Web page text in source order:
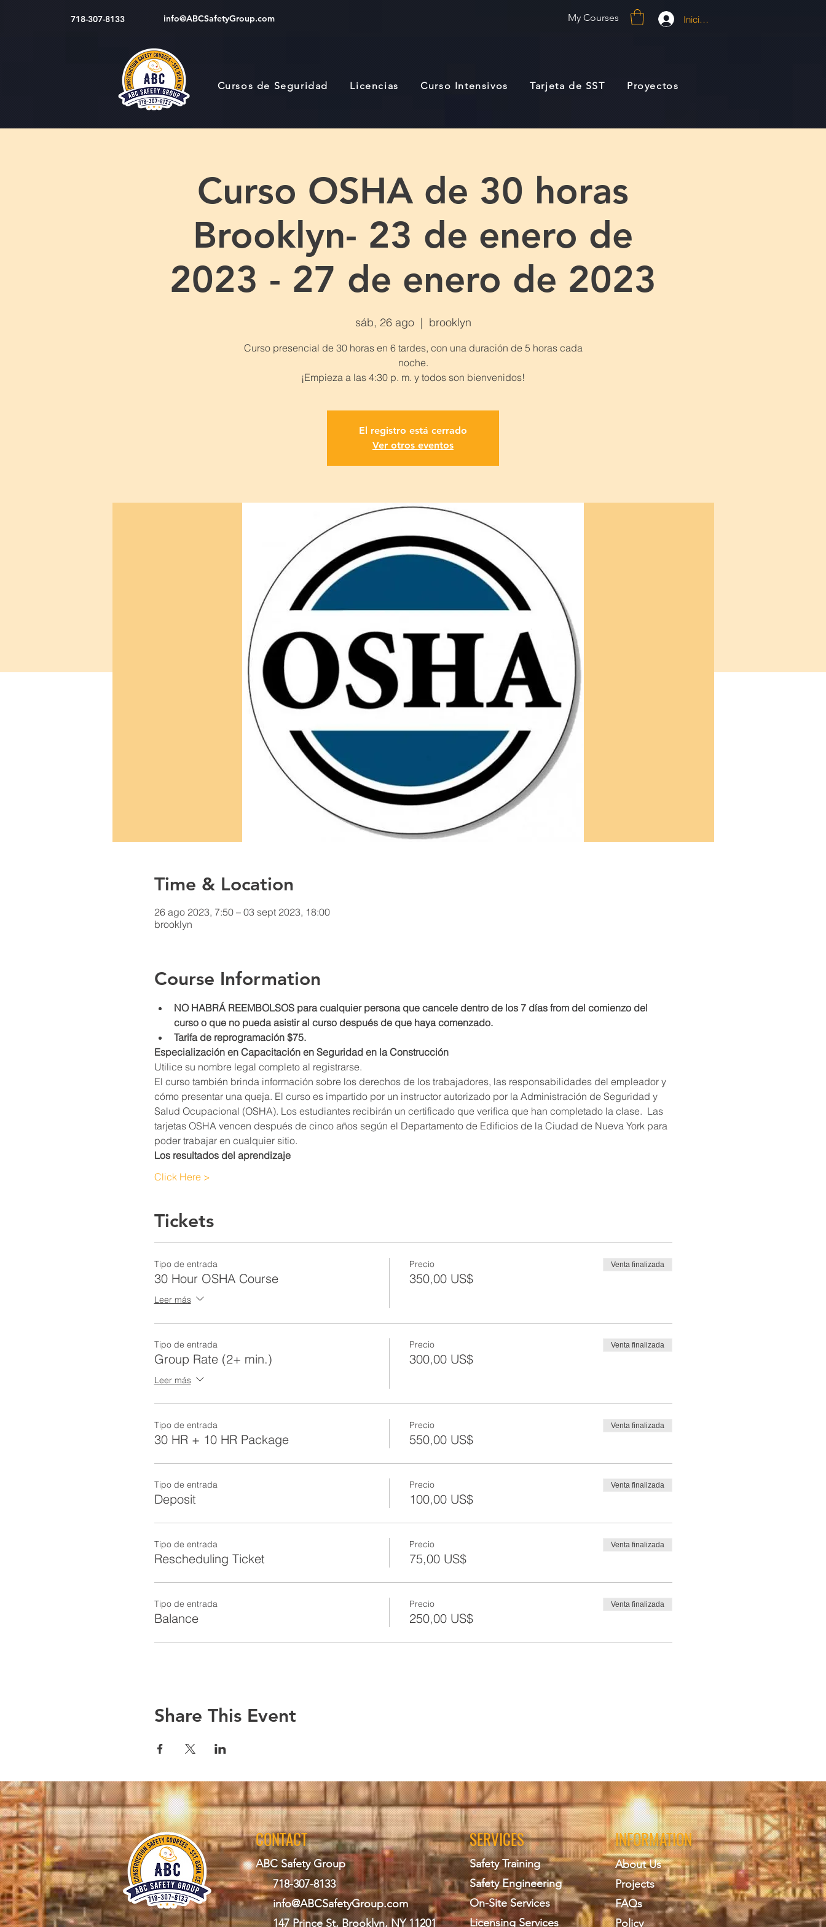
718-307-8133 info@ABCSafetyGroup.com My Courses Iniciar sesión
Cursos de Seguridad Licencias Curso Intensivos Tarjeta de SST Proyectos
Curso OSHA de 30 horas
Brooklyn- 23 de enero de
2023 - 27 de enero de 2023
sáb, 26 ago
  |
brooklyn
Curso presencial de 30 horas en 6 tardes, con una duración de 5 horas cada
noche.
El registro está cerrado
Ver otros eventos
Time & Location
26 ago 2023, 7:50 – 03 sept 2023, 18:00
brooklyn
Course Information
NO HABRÁ REEMBOLSOS para cualquier persona que cancele dentro de los 7 días from del comienzo del
curso o que no pueda asistir al curso después de que haya comenzado.
Tarifa de reprogramación $75.
Especialización en Capacitación en Seguridad en la Construcción
Utilice su nombre legal completo al registrarse.
El curso también brinda información sobre los derechos de los trabajadores, las responsabilidades del empleador y
cómo presentar una queja. El curso es impartido por un instructor autorizado por la Administración de Seguridad y
Salud Ocupacional (OSHA). Los estudiantes recibirán un certificado que verifica que han completado la clase.  Las
tarjetas OSHA vencen después de cinco años según el Departamento de Edificios de la Ciudad de Nueva York para
poder trabajar en cualquier sitio.
Los resultados del aprendizaje
Click Here >
Tickets
Tipo de entrada
30 Hour OSHA Course
Leer más
Precio
350,00 US$
Venta finalizada
Tipo de entrada
Group Rate (2+ min.)
Leer más
Precio
300,00 US$
Venta finalizada
Tipo de entrada
30 HR + 10 HR Package
Precio
550,00 US$
Venta finalizada
Tipo de entrada
Deposit
Precio
100,00 US$
Venta finalizada
Tipo de entrada
Rescheduling Ticket
Precio
75,00 US$
Venta finalizada
Tipo de entrada
Balance
Precio
250,00 US$
Venta finalizada
Share This Event
CONTACT
ABC Safety Group
718-307-8133
info@ABCSafetyGroup.com
147 Prince St, Brooklyn, NY 11201
SERVICES
Safety Training
Safety Engineering
On-Site Services
Licensing Services
INFORMATION
About Us
Projects
FAQs
Policy